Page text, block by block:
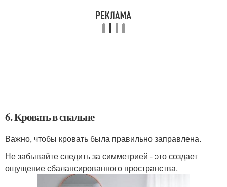
6. Кровать в спальне
Важно, чтобы кровать была правильно заправлена.
Не забывайте следить за симметрией - это создает
ощущение сбалансированного пространства.